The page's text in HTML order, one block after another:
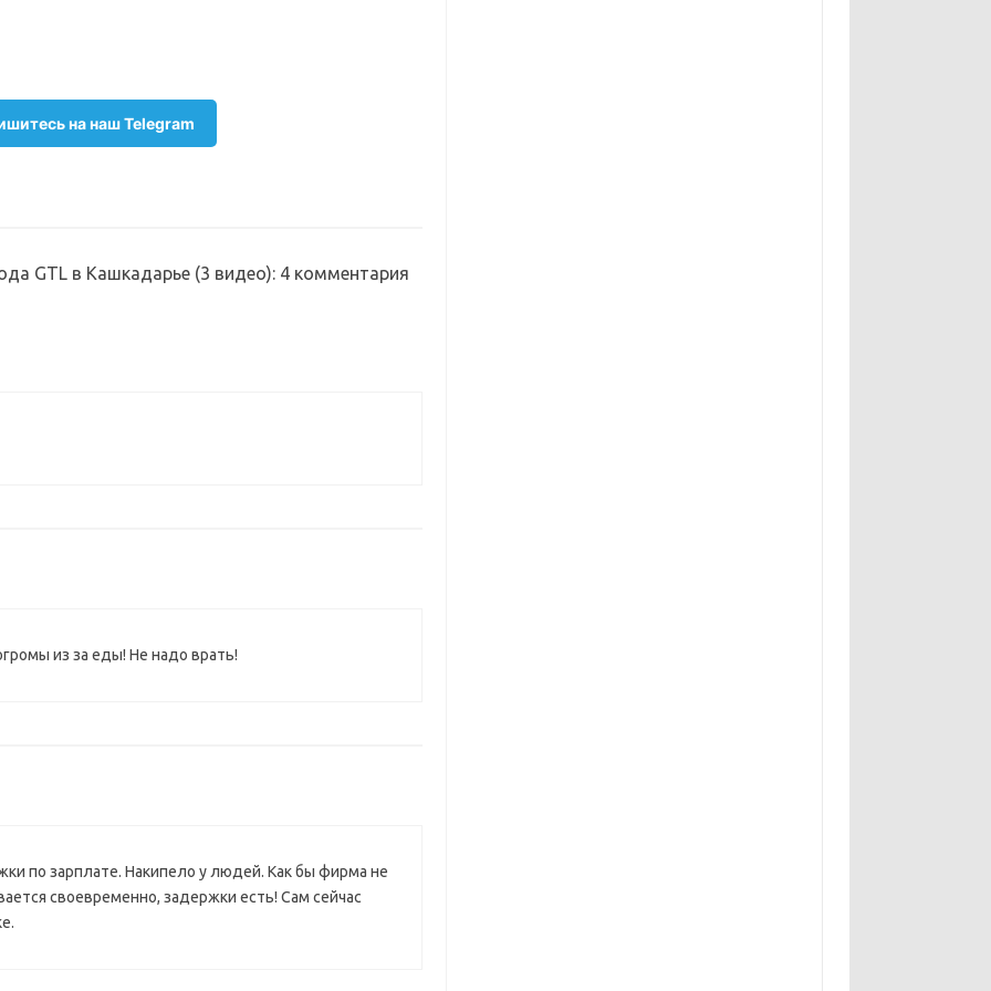
на наш Telegram
GTL в Кашкадарье (3 видео): 4 комментария
из за еды! Не надо врать!
по зарплате. Накипело у людей. Как бы фирма не
своевременно, задержки есть! Сам сейчас